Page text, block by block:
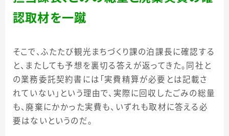
認取材を一蹴
そこで、ふたたび観光まちづくり課の泊課長に確認する
と、またしても予想を裏切る答えが返ってきた。同社と
の業務委託契約書には「実費精算が必要とは記載さ
れていない」という理由で、実際に回収したごみの総量
も、廃棄にかかった実費も、いずれも取材に答える必
要はないというのだ。